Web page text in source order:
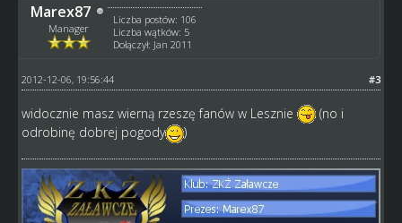
Marex87
Manager
Liczba postów: 106
Liczba wątków: 5
Dołączył: Jan 2011
#3
2012-12-06, 19:56:44
widocznie masz wierną rzeszę fanów w Lesznie
(no i
odrobinę dobrej pogody
)